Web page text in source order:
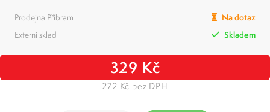
Prodejna Příbram
Na dotaz
Externí sklad
Skladem
329 Kč
272 Kč bez DPH